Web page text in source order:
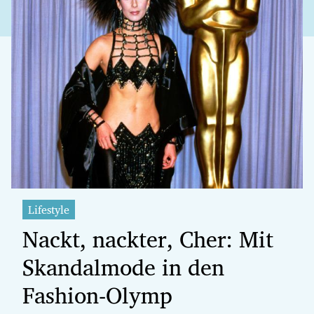
Lifestyle
Nackt, nackter, Cher: Mit
Skandalmode in den
Fashion-Olymp